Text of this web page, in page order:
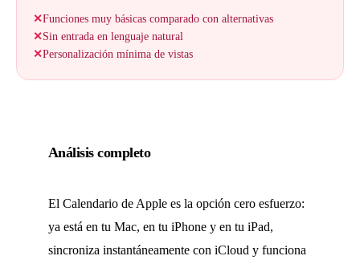
✕Funciones muy básicas comparado con alternativas
✕Sin entrada en lenguaje natural
✕Personalización mínima de vistas
Análisis completo
El Calendario de Apple es la opción cero esfuerzo:
ya está en tu Mac, en tu iPhone y en tu iPad,
sincroniza instantáneamente con iCloud y funciona